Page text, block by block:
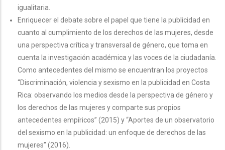
igualitaria.
Enriquecer el debate sobre el papel que tiene la publicidad en
cuanto al cumplimiento de los derechos de las mujeres, desde
una perspectiva crítica y transversal de género, que toma en
cuenta la investigación académica y las voces de la ciudadanía.
Como antecedentes del mismo se encuentran los proyectos
“Discriminación, violencia y sexismo en la publicidad en Costa
Rica: observando los medios desde la perspectiva de género y
los derechos de las mujeres y comparte sus propios
antecedentes empíricos” (2015) y “Aportes de un observatorio
del sexismo en la publicidad: un enfoque de derechos de las
mujeres” (2016).